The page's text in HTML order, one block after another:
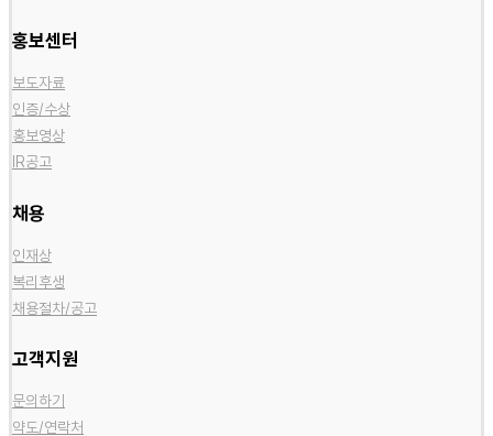
홍보센터
보도자료
인증/수상
홍보영상
IR공고
채용
인재상
복리후생
채용절차/공고
고객지원
문의하기
약도/연락처